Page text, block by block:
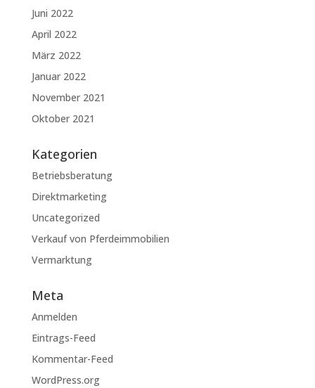
Juni 2022
April 2022
März 2022
Januar 2022
November 2021
Oktober 2021
Kategorien
Betriebsberatung
Direktmarketing
Uncategorized
Verkauf von Pferdeimmobilien
Vermarktung
Meta
Anmelden
Eintrags-Feed
Kommentar-Feed
WordPress.org